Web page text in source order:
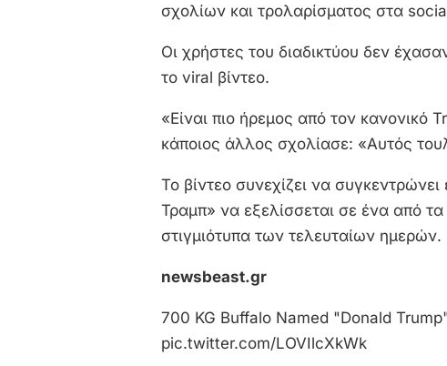
σχολίων και τρολαρίσματος στα
Οι χρήστες του διαδικτύου δεν
το viral βίντεο.
«Είναι πιο ήρεμος από τον
κάποιος άλλος σχολίασε: «Αυτός
Το βίντεο συνεχίζει να
Τραμπ» να εξελίσσεται σε ένα από
στιγμιότυπα των τελευταίων ημερών.
newsbeast.gr
700 KG Buffalo Named "Donald
pic.twitter.com/LOVIlcXkWk